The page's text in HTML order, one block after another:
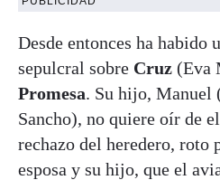
Desde entonces ha habido
sepulcral sobre Cruz (Eva
Promesa. Su hijo, Manuel
Sancho), no quiere oír de
rechazo del heredero, roto
esposa y su hijo, que el